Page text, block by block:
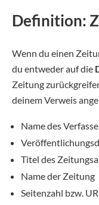
Definition:
Wenn du einen
du entweder auf die
Zeitung
deinem Verweis
Name des
Titel des
Name der Zeitung
Seitenzahl bzw.